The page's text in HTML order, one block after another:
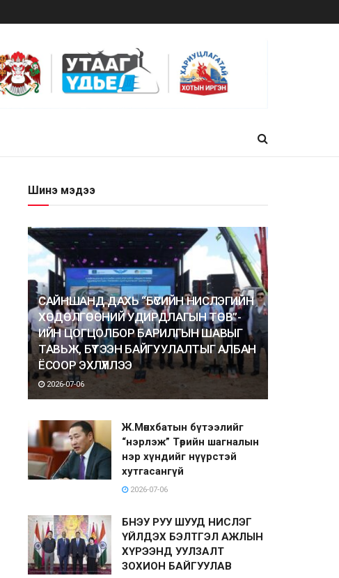
Шинэ мэдээ
САЙНШАНД ДАХЬ “БҮСИЙН НИСЛЭГИЙН
ХӨДӨЛГӨӨНИЙ УДИРДЛАГЫН ТӨВ”-
ИЙН ЦОГЦОЛБОР БАРИЛГЫН ШАВЫГ
ТАВЬЖ, БҮТЭЭН БАЙГУУЛАЛТЫГ АЛБАН
ЁСООР ЭХЛҮҮЛЛЭЭ
2026-07-06
Ж.Мөнхбатын бүтээлийг
“нэрлэж” Төрийн шагналын
нэр хүндийг нүүрстэй
хутгасангүй
2026-07-06
БНЭУ РУУ ШУУД НИСЛЭГ
ҮЙЛДЭХ БЭЛТГЭЛ АЖЛЫН
ХҮРЭЭНД УУЛЗАЛТ
ЗОХИОН БАЙГУУЛАВ